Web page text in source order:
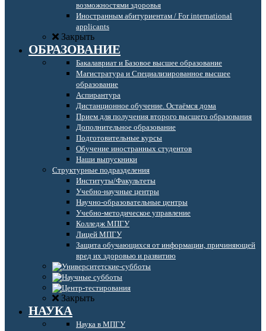
возможностями здоровья
Иностранным абитуриентам / For international
applicants
Закрыть
ОБРАЗОВАНИЕ
Бакалавриат и Базовое высшее образование
Магистратура и Специализированное высшее
образование
Аспирантура
Дистанционное обучение. Остаёмся дома
Прием для получения второго высшего образования
Дополнительное образование
Подготовительные курсы
Обучение иностранных студентов
Наши выпускники
Структурные подразделения
Институты/Факультеты
Учебно-научные центры
Научно-образовательные центры
Учебно-методическое управление
Колледж МПГУ
Лицей МПГУ
Защита обучающихся от информации, причиняющей
вред их здоровью и развитию
Закрыть
НАУКА
Наука в МПГУ